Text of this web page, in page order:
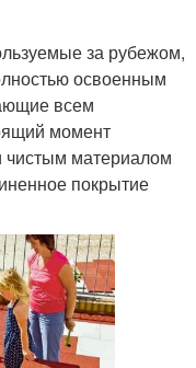
за рубежом,
освоенным
всем
момент
чистым материалом
покрытие